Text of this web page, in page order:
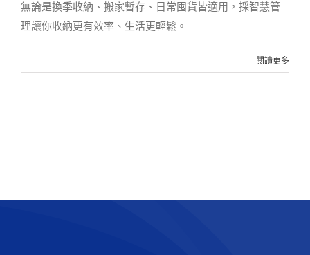
無論是換季收納、搬家暫存、日常囤貨皆適用，採智慧管
理讓你收納更有效率、生活更輕鬆。
閱讀更多